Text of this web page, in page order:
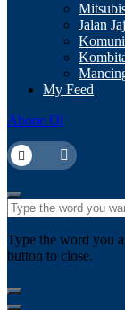
Jalan
My Feed
Abone Ol
Type the word you
button to close.